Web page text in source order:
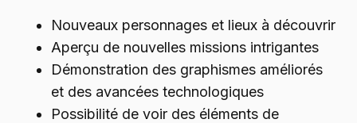
Nouveaux personnages et lieux à découvrir
Aperçu de nouvelles missions intrigantes
Démonstration des graphismes améliorés
et des avancées technologiques
Possibilité de voir des éléments de